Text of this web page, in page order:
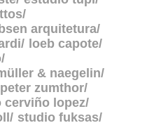
arquitetura
loeb capote
& naegelin
peter zumthor
cerviño lopez
studio fuksas